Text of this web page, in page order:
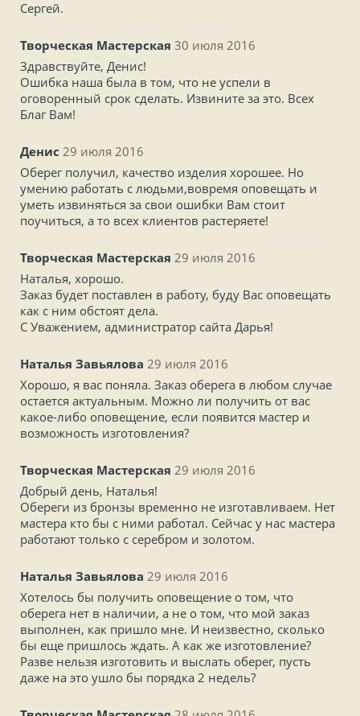
Сергей.
Творческая Мастерская 30 июля 2016
Здравствуйте, Денис!
Ошибка наша была в том, что не успели в
оговоренный срок сделать. Извините за это. Всех
Благ Вам!
Денис 29 июля 2016
Оберег получил, качество изделия хорошее. Но
умению работать с людьми,вовремя оповещать и
уметь извиняться за свои ошибки Вам стоит
поучиться, а то всех клиентов растеряете!
Творческая Мастерская 29 июля 2016
Наталья, хорошо.
Заказ будет поставлен в работу, буду Вас оповещать
как с ним обстоят дела.
С Уважением, администратор сайта Дарья!
Наталья Завьялова 29 июля 2016
Хорошо, я вас поняла. Заказ оберега в любом случае
остается актуальным. Можно ли получить от вас
какое-либо оповещение, если появится мастер и
возможность изготовления?
Творческая Мастерская 29 июля 2016
Добрый день, Наталья!
Обереги из бронзы временно не изготавливаем. Нет
мастера кто бы с ними работал. Сейчас у нас мастера
работают только с серебром и золотом.
Наталья Завьялова 29 июля 2016
Хотелось бы получить оповещение о том, что
оберега нет в наличии, а не о том, что мой заказ
выполнен, как пришло мне. И неизвестно, сколько
бы еще пришлось ждать. А как же изготовление?
Разве нельзя изготовить и выслать оберег, пусть
даже на это ушло бы порядка 2 недель?